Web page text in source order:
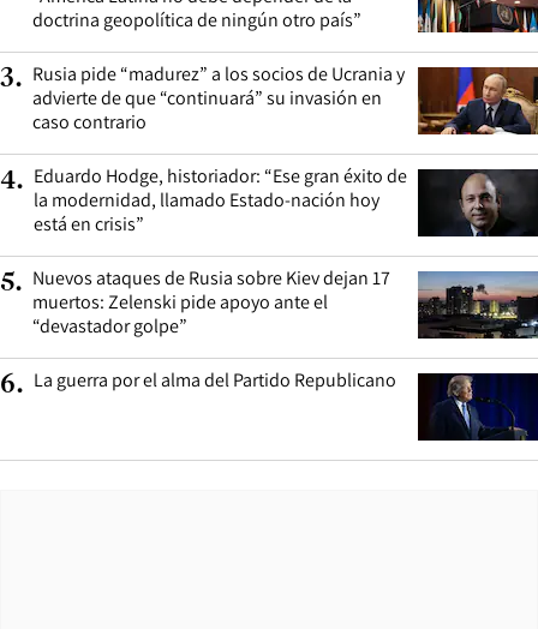
doctrina geopolítica de ningún otro país”
3. Rusia pide “madurez” a los socios de Ucrania y
advierte de que “continuará” su invasión en
caso contrario
4. Eduardo Hodge, historiador: “Ese gran éxito de
la modernidad, llamado Estado-nación hoy
está en crisis”
5. Nuevos ataques de Rusia sobre Kiev dejan 17
muertos: Zelenski pide apoyo ante el
“devastador golpe”
6. La guerra por el alma del Partido Republicano